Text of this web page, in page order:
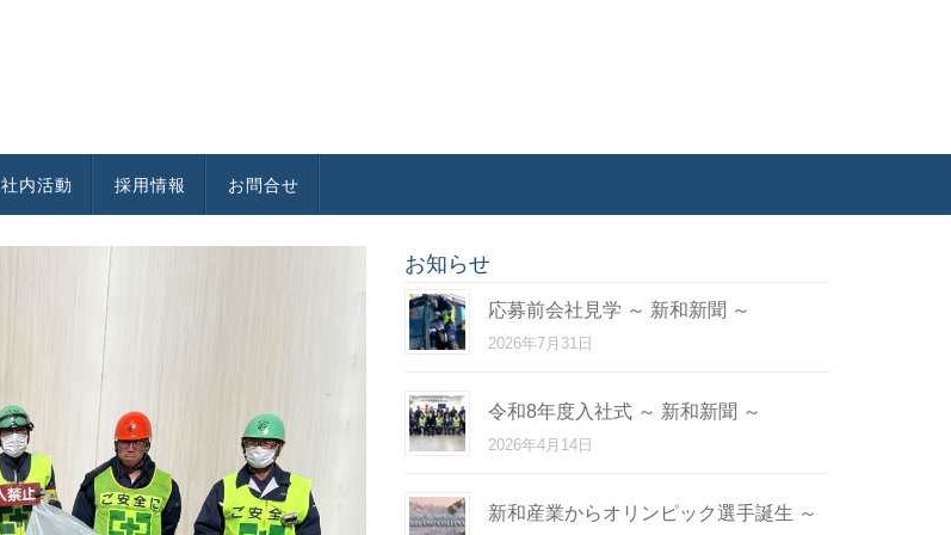
社内活動 採用情報 お問合せ
お知らせ
応募前会社見学 ～ 新和新聞 ～
2026年7月31日
令和8年度入社式 ～ 新和新聞 ～
2026年4月14日
新和産業からオリンピック選手誕生 ～